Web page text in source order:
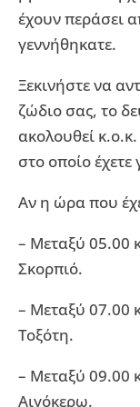
έχουν περάσει
γεννήθηκατε.
Ξεκινήστε να
ζώδιο σας, το
ακολουθεί
στο οποίο έχετε
Αν η ώρα που
– Μεταξύ 05.00
Σκορπιό.
– Μεταξύ 07.00
Τοξότη.
– Μεταξύ 09.00
Αιγόκερω.